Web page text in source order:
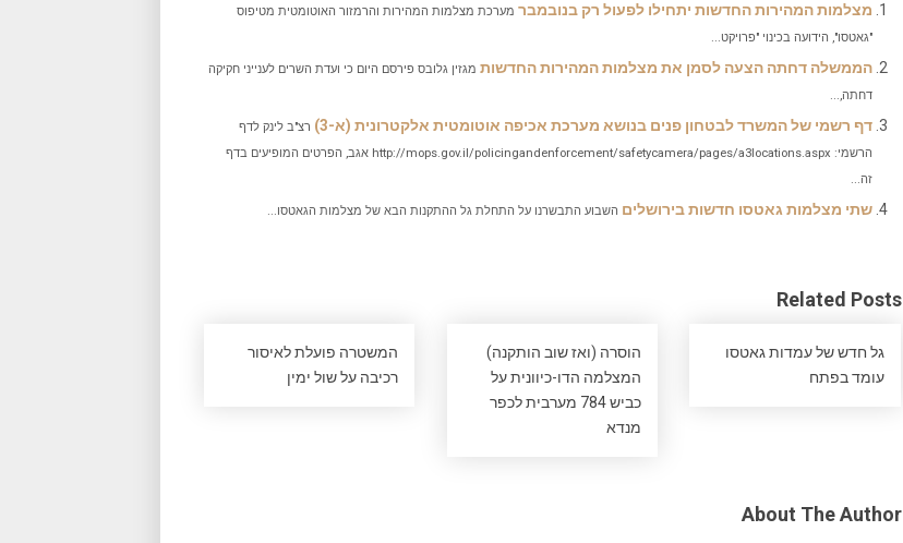
מצלמות המהירות החדשות יתחילו לפעול רק בנובמבר מערכת מצלמות המהירות והרמזור האוטומטית מטיפוס
"גאטסו", הידועה בכינוי "פרויקט...
הממשלה דחתה הצעה לסמן את מצלמות המהירות החדשות מגזין גלובס פירסם היום כי ועדת השרים לענייני חקיקה
דחתה,...
דף רשמי של המשרד לבטחון פנים בנושא מערכת אכיפה אוטומטית אלקטרונית (א-3)
רצ"ב לינק לדף
הרשמי: http://mops.gov.il/policingandenforcement/safetycamera/pages/a3locations.aspx אגב, הפרטים המופיעים בדף
זה...
שתי מצלמות גאטסו חדשות בירושלים השבוע התבשרנו על התחלת גל ההתקנות הבא של מצלמות הגאטסו...
Related Posts
המשטרה פועלת לאיסור
רכיבה על שול ימין
הוסרה (ואז שוב הותקנה)
המצלמה הדו-כיוונית על
כביש 784 מערבית לכפר
מנדא
גל חדש של עמדות גאטסו
עומד בפתח
About The Author